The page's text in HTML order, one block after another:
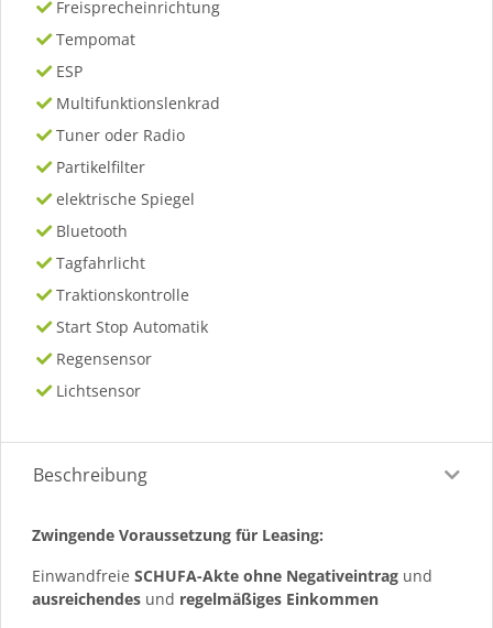
Freisprecheinrichtung
Tempomat
ESP
Multifunktionslenkrad
Tuner oder Radio
Partikelfilter
elektrische Spiegel
Bluetooth
Tagfahrlicht
Traktionskontrolle
Start Stop Automatik
Regensensor
Lichtsensor
Beschreibung
Zwingende Voraussetzung für Leasing:
Einwandfreie SCHUFA-Akte ohne Negativeintrag und
ausreichendes und regelmäßiges Einkommen